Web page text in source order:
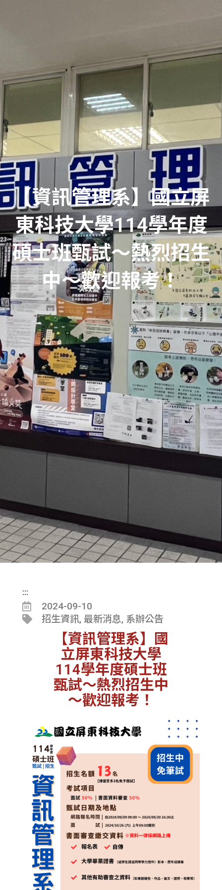
【資訊管理系】國立屏
東科技大學114學年度
碩士班甄試～熱烈招生
中～歡迎報考！
:::
2024-09-10
招生資訊, 最新消息, 系辦公告
【資訊管理系】國
立屏東科技大學
114學年度碩士班
甄試～熱烈招生中
～歡迎報考！